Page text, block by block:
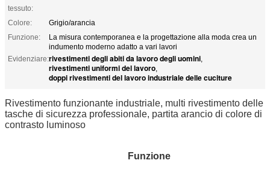
tessuto:
Colore:
Grigio/arancia
Funzione:
La misura contemporanea e la progettazione alla moda crea un
indumento moderno adatto a vari lavori
Evidenziare:rivestimenti degli abiti da lavoro degli uomini,
rivestimenti uniformi del lavoro,
doppi rivestimenti del lavoro industriale delle cuciture
Rivestimento funzionante industriale, multi rivestimento delle
tasche di sicurezza professionale, partita arancio di colore di
contrasto luminoso
Funzione